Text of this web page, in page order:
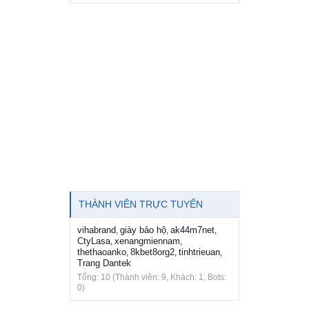
THÀNH VIÊN TRỰC TUYẾN
vihabrand, giày bảo hộ, ak44m7net,
CtyLasa, xenangmiennam,
thethaoanko, 8kbet8org2, tinhtrieuan,
Trang Dantek
Tổng: 10 (Thành viên: 9, Khách: 1, Bots:
0)